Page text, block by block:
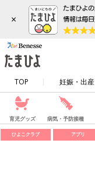
×
TOP 妊娠・出産
育児グッズ 病気・予防接種
ひよこクラブ アプリ